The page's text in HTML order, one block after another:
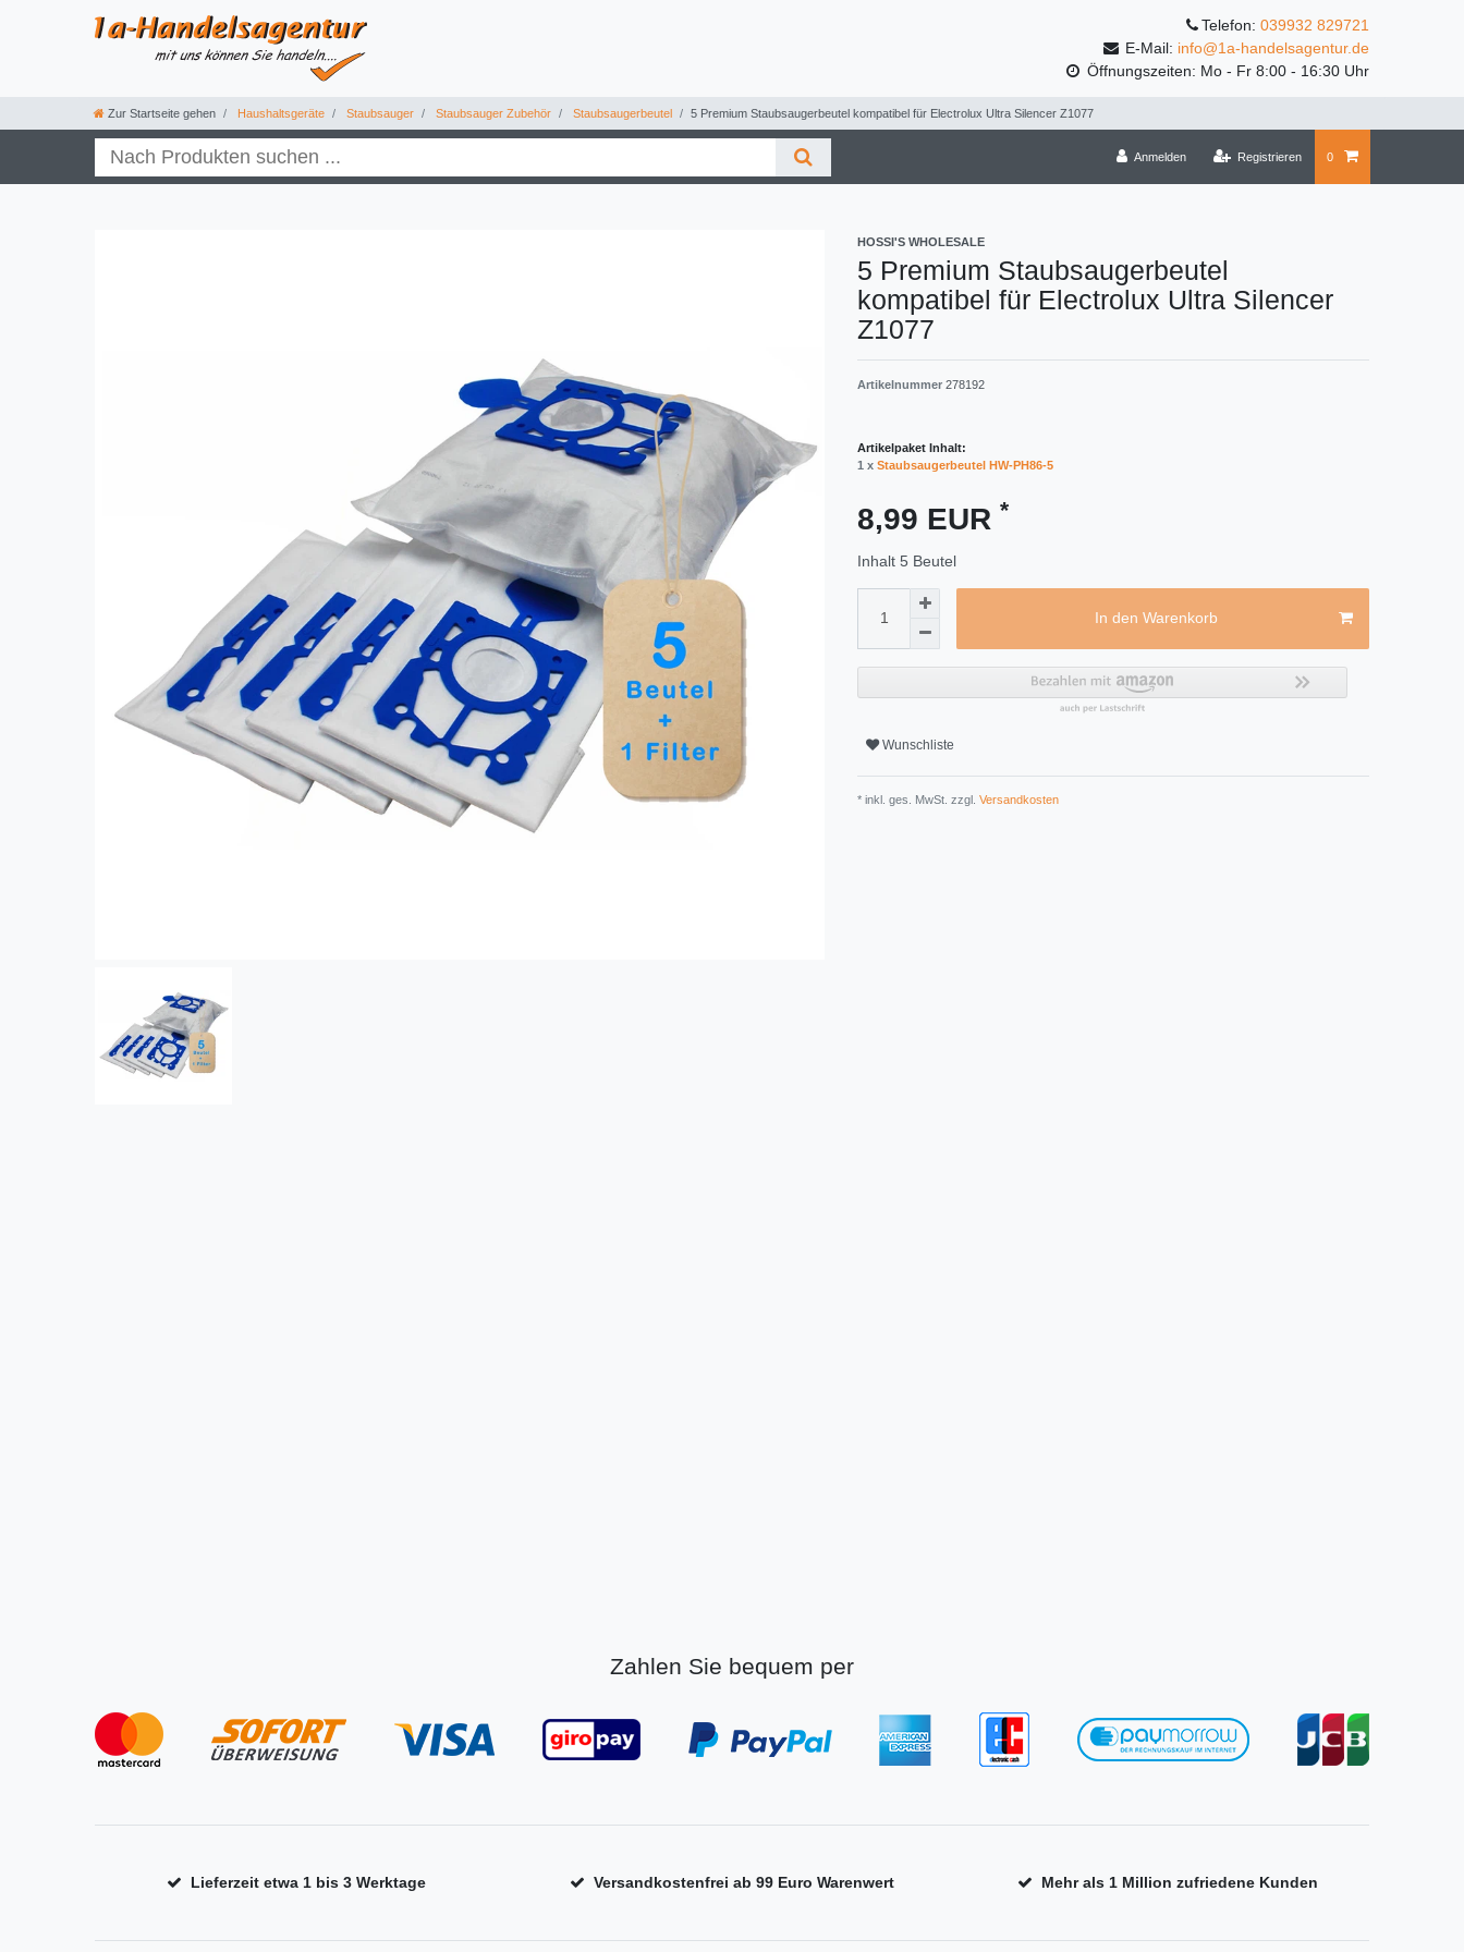
Telefon: 039932 829721
E-Mail: info@1a-handelsagentur.de
Öffnungszeiten: Mo - Fr 8:00 - 16:30 Uhr
Zur Startseite gehen Haushaltsgeräte Staubsauger Staubsauger Zubehör Staubsaugerbeutel 5 Premium Staubsaugerbeutel kompatibel für Electrolux Ultra Silencer Z1077
Anmelden Registrieren 0
HOSSI'S WHOLESALE
5 Premium Staubsaugerbeutel
kompatibel für Electrolux Ultra Silencer
Z1077
Artikelnummer 278192
Artikelpaket Inhalt:
1 x Staubsaugerbeutel HW-PH86-5
8,99 EUR *
Inhalt 5 Beutel
In den Warenkorb
Wunschliste
* inkl. ges. MwSt. zzgl. Versandkosten
Zahlen Sie bequem per
Lieferzeit etwa 1 bis 3 Werktage Versandkostenfrei ab 99 Euro Warenwert Mehr als 1 Million zufriedene Kunden